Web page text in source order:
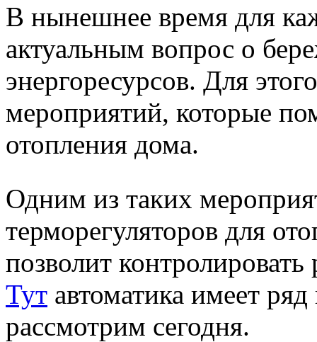
В нынешнее время для
актуальным вопрос о
энергоресурсов. Для
мероприятий, которые
отопления дома.
Одним из таких
терморегуляторов для
позволит
Тут автоматика имеет
рассмотрим сегодня.